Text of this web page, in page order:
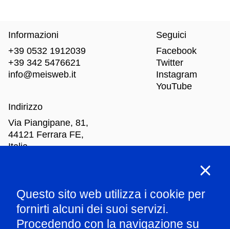
Questo sito web utilizza i cookie per
fornirti alcuni dei suoi servizi.
Procedendo con la navigazione su
Informazioni
+39 0532 1912039
+39 342 5476621
info@meisweb.it
Indirizzo
Via Piangipane, 81,
44121 Ferrara FE,
Italia
Seguici
Facebook
Twitter
Instagram
YouTube
Mar-Dom: dalle 10.00 alle 18.00